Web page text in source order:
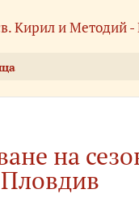
на